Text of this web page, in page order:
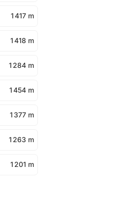
1 417 m
1 418 m
1 284 m
1 454 m
1 377 m
1 263 m
1 201 m